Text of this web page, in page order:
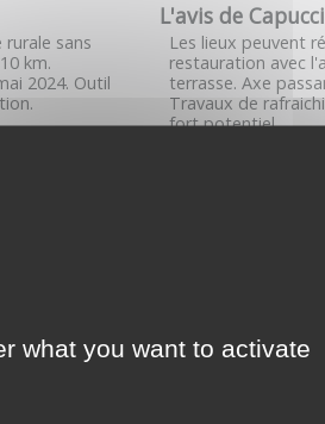
sans
km.
2024. Outil
L'avis de
Les lieux peuvent
restauration avec
terrasse. Axe
Travaux de
fort potentiel.
what you want to activate